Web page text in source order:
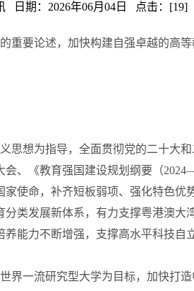
日期：2026年06月04日 点击：[19]
要论述，加快构建自强卓越的高
想为指导，全面贯彻党的二十大
、《教育强国建设规划纲要（
使命，补齐短板弱项、强化特色
类发展新体系，有力支撑粤港澳
能力不断增强，支撑高水平科技自
一流研究型大学为目标，加快打